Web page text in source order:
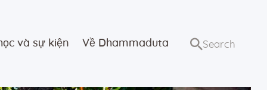
và sự kiện Về Dhammaduta